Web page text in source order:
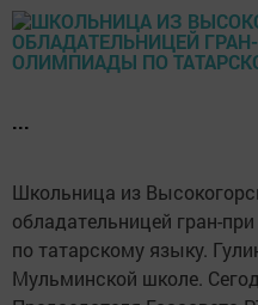
...
Школьница из
обладательницей гран-
по татарскому языку.
Мульминской школе.